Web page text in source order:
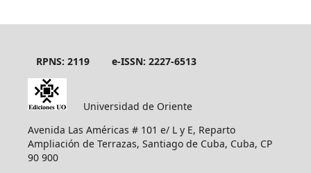
RPNS: 2119 e-ISSN: 2227-6513
Universidad de Oriente
Avenida Las Américas # 101 e/ L y E, Reparto
Ampliación de Terrazas, Santiago de Cuba, Cuba, CP
90 900